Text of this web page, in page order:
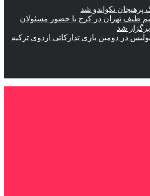
پرهیجان تکواندو شد
تیم طیف تهران در کرج با حضور مسئولان
شد
در دومین بازی تدارکاتی اردوی ترکیه